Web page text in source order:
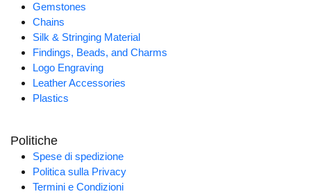
Gemstones
Chains
Silk & Stringing Material
Findings, Beads, and Charms
Logo Engraving
Leather Accessories
Plastics
Politiche
Spese di spedizione
Politica sulla Privacy
Termini e Condizioni